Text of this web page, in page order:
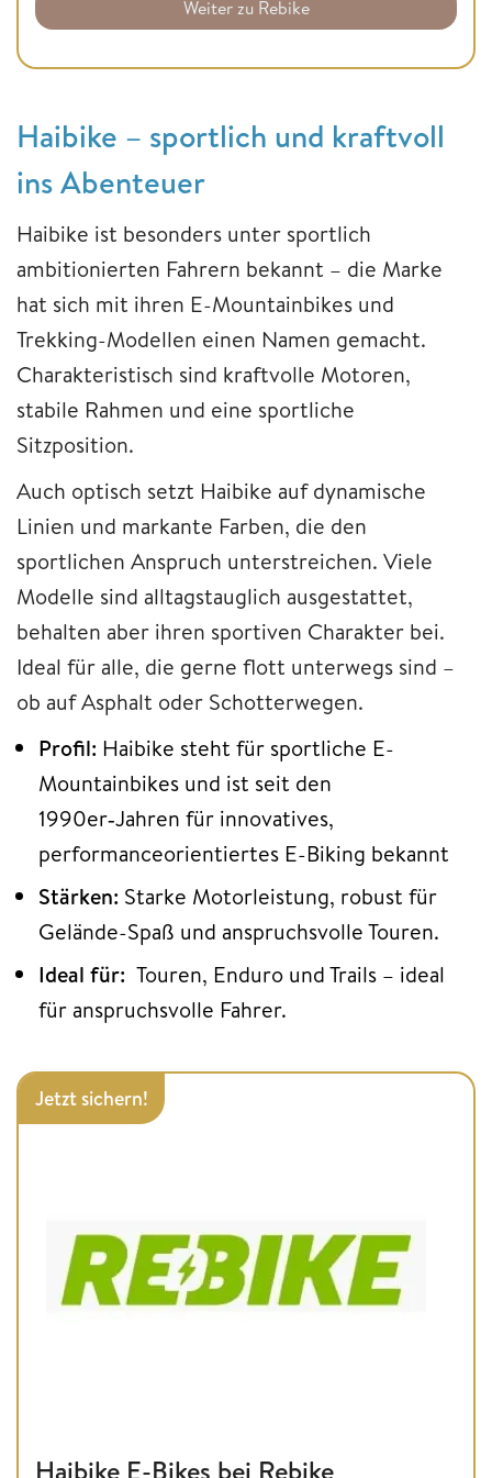
Weiter zu Rebike
Haibike – sportlich und kraftvoll
ins Abenteuer
Haibike ist besonders unter sportlich
ambitionierten Fahrern bekannt – die Marke
hat sich mit ihren E-Mountainbikes und
Trekking-Modellen einen Namen gemacht.
Charakteristisch sind kraftvolle Motoren,
stabile Rahmen und eine sportliche
Sitzposition.
Auch optisch setzt Haibike auf dynamische
Linien und markante Farben, die den
sportlichen Anspruch unterstreichen. Viele
Modelle sind alltagstauglich ausgestattet,
behalten aber ihren sportiven Charakter bei.
Ideal für alle, die gerne flott unterwegs sind –
ob auf Asphalt oder Schotterwegen.
Profil: Haibike steht für sportliche E-
Mountainbikes und ist seit den
1990er‑Jahren für innovatives,
performanceorientiertes E-Biking bekannt
Stärken: Starke Motorleistung, robust für
Gelände-Spaß und anspruchsvolle Touren.
Ideal für: Touren, Enduro und Trails – ideal
für anspruchsvolle Fahrer.
Jetzt sichern!